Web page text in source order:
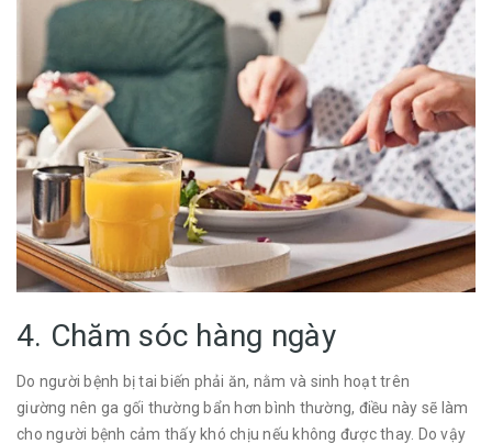
4. Chăm sóc hàng ngày
Do người bệnh bị tai biến phải ăn, nằm và sinh hoạt trên
giường nên ga gối thường bẩn hơn bình thường, điều này sẽ làm
cho người bệnh cảm thấy khó chịu nếu không được thay. Do vậy